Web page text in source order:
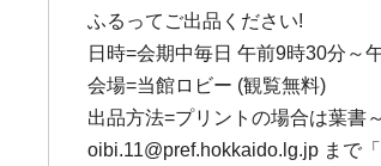
ふるってご出品ください!
日時=会期中毎日 午前9時30分～
会場=当館ロビー (観覧無料)
出品方法=プリントの場合は葉書
oibi.11@pref.hokkaido.lg.jp まで